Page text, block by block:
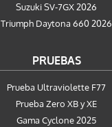
Suzuki SV-7GX 2026
Triumph Daytona 660 2026
PRUEBAS
Prueba Ultraviolette F77
Prueba Zero XB y XE
Gama Cyclone 2025